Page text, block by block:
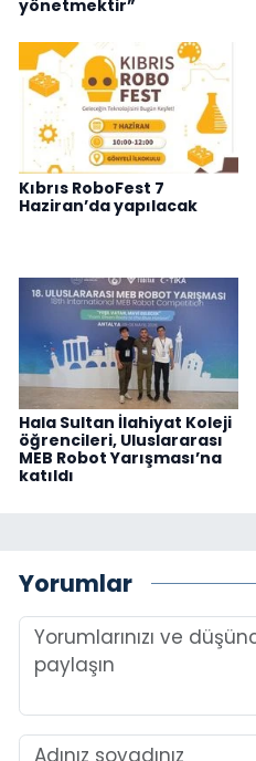
yönetmektir”
Kıbrıs RoboFest 7
Haziran’da yapılacak
Hala Sultan İlahiyat Koleji
öğrencileri, Uluslararası
MEB Robot Yarışması’na
katıldı
Yorumlar